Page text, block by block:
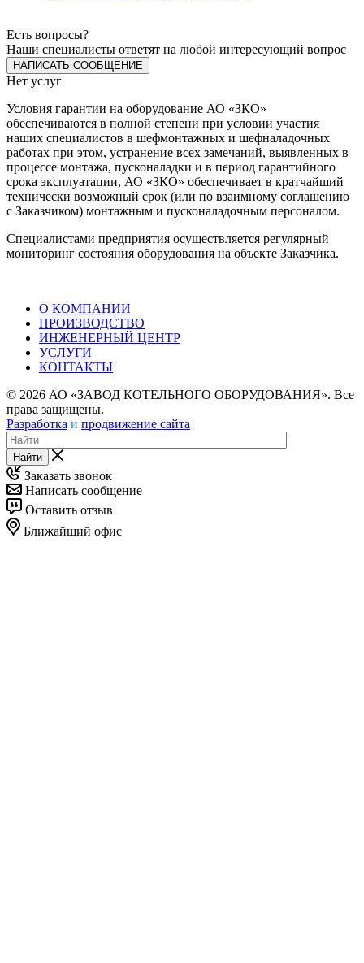
Есть вопросы?
Наши специалисты ответят на любой интересующий вопрос
НАПИСАТЬ СООБЩЕНИЕ
Нет услуг
Условия гарантии на оборудование АО «ЗКО»
обеспечиваются в полной степени при условии участия
наших специалистов в шефмонтажных и шефналадочных
работах при этом, устранение всех замечаний, выявленных в
процессе монтажа, пусконаладки и в период гарантийного
срока эксплуатации, АО «ЗКО» обеспечивает в кратчайший
технически возможный срок (или по взаимному соглашению
с Заказчиком) монтажным и пусконаладочным персоналом.
Специалистами предприятия осуществляется регулярный
мониторинг состояния оборудования на объекте Заказчика.
О КОМПАНИИ
ПРОИЗВОДСТВО
ИНЖЕНЕРНЫЙ ЦЕНТР
УСЛУГИ
КОНТАКТЫ
© 2026 АО «ЗАВОД КОТЕЛЬНОГО ОБОРУДОВАНИЯ». Все
права защищены.
Разработка и продвижение сайта
Найти
Заказать звонок
Написать сообщение
Оставить отзыв
Ближайший офис